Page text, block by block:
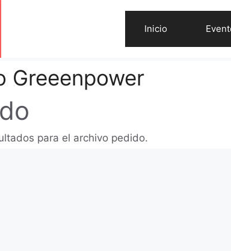
Inicio
Greeenpower
para el archivo pedido.